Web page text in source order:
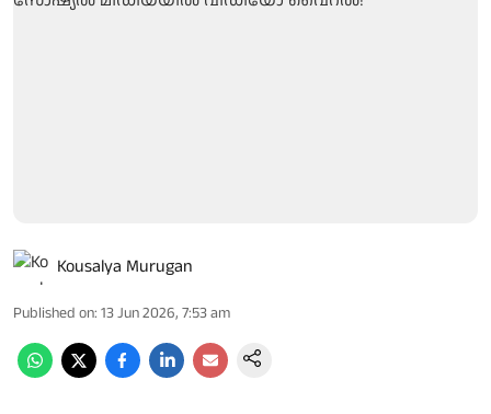
Kousalya Murugan
Published on: 13 Jun 2026, 7:53 am